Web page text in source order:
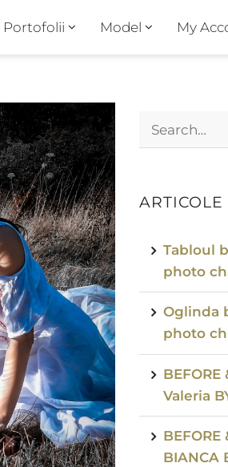
Portofolii Model My
ARTICOLE
Tabloul
photo
Oglinda
photo
BEFORE
Valeria
BEFORE
BIANCA